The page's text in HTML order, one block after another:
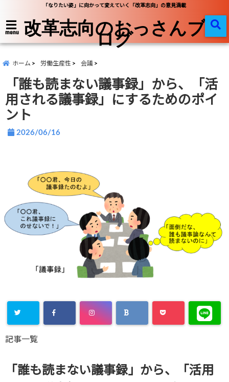
「なりたい姿」に向かって変えていく「改革志向」の意見満載
menu 改革志向のおっさんブ
ログ
ホーム 労働生産性 会議
「誰も読まない議事録」から、「活
用される議事録」にするためのポイ
ント
2026/06/16
記事一覧
「誰も読まない議事録」から、「活用